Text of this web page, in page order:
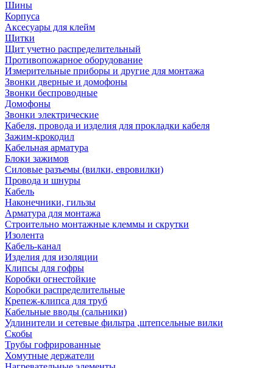
Шины
Корпуса
Аксесуары для клейм
Щитки
Щит учетно распределительный
Противопожарное оборудование
Измерительные приборы и другие для монтажа
Звонки дверные и домофоны
Звонки беспроводные
Домофоны
Звонки электрические
Кабеля, провода и изделия для прокладки кабеля
Зажим-крокодил
Кабельная арматура
Блоки зажимов
Силовые разъемы (вилки, евровилки)
Провода и шнуры
Кабель
Наконечники, гильзы
Арматура для монтажа
Строительно монтажные клеммы и скрутки
Изолента
Кабель-канал
Изделия для изоляции
Клипсы для гофры
Коробки огнестойкие
Коробки распределительные
Крепеж-клипса для труб
Кабельные вводы (сальники)
Удлинители и сетевые фильтра ,штепсельные вилки
Скобы
Трубы гофрированные
Хомутные держатели